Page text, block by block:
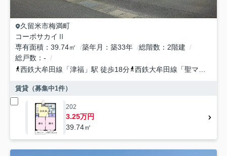
久留米市梅満町
コーポサカイⅡ
専有面積
39.74㎡ 築年月 築33年 総階数
2階建
総戸数
-
西鉄大牟田線 「津福 」駅 徒歩18分 西鉄大牟田線 「聖マリア病院前
賃貸（募集中1件）
202
3.25万円
39.74㎡